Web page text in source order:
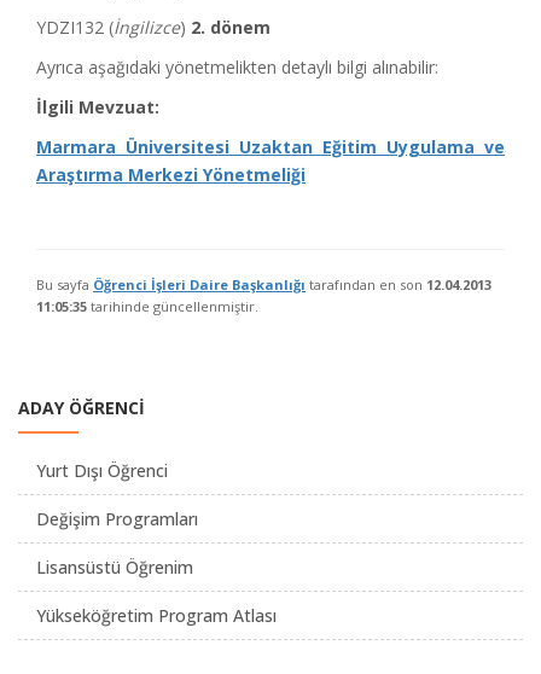
YDZI132 (İngilizce) 2. dönem
Ayrıca aşağıdaki yönetmelikten detaylı bilgi alınabilir:
İlgili Mevzuat:
Marmara Üniversitesi Uzaktan Eğitim Uygulama ve
Araştırma Merkezi Yönetmeliği
Bu sayfa Öğrenci İşleri Daire Başkanlığı tarafından en son 12.04.2013
11:05:35 tarihinde güncellenmiştir.
ADAY ÖĞRENCİ
Yurt Dışı Öğrenci
Değişim Programları
Lisansüstü Öğrenim
Yükseköğretim Program Atlası